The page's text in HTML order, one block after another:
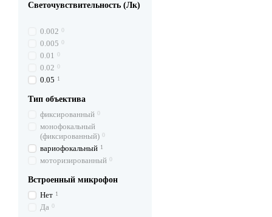
Светочувствительность (Лк)
0.002 0
0.005 0
0.01 0
0.02 0
0.05 1
Тип объектива
фиксированный 0
монофокальный
(фиксированный) 0
вариофокальный 1
моторизированный 0
Встроенный микрофон
Нет 1
Да 0